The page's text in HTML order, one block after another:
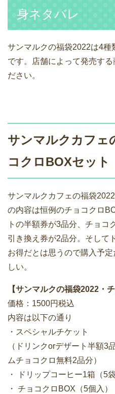
身ネタバレ
サンマルクの福袋2022は4種
です。店舗によって発売す
ださい。
サンマルクカフェ
コクロBOXセット
サンマルクカフェの福袋
の内容は恒例のチョコクロ
トの半額券が3品分、チョコ
引き換え券が2品分。そして
お得だとは思うので購入予
しい。
【サンマルクの福袋2022・
価格：1500円税込
内容は以下の通り
・スペシャルチケット
（ドリンクorデザート半額3
ムチョコクロ無料2品分）
・ ドリップコーヒー1箱（5袋
・ チョコクロBOX（5個入）